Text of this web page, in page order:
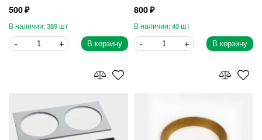
500
389
В корзину
800
40
В корзину